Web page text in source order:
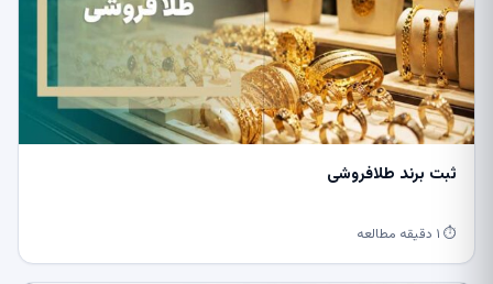
ثبت برند طلافروشی
⏱ ۱ دقیقه مطالعه